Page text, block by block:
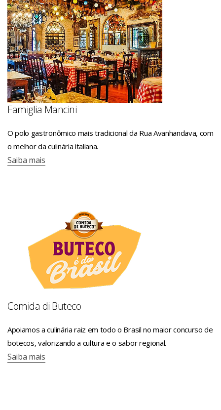
Famiglia Mancini
O polo gastronômico mais tradicional da Rua Avanhandava, com
o melhor da culinária italiana.
Saiba mais
Comida di Buteco
Apoiamos a culinária raiz em todo o Brasil no maior concurso de
botecos, valorizando a cultura e o sabor regional.
Saiba mais